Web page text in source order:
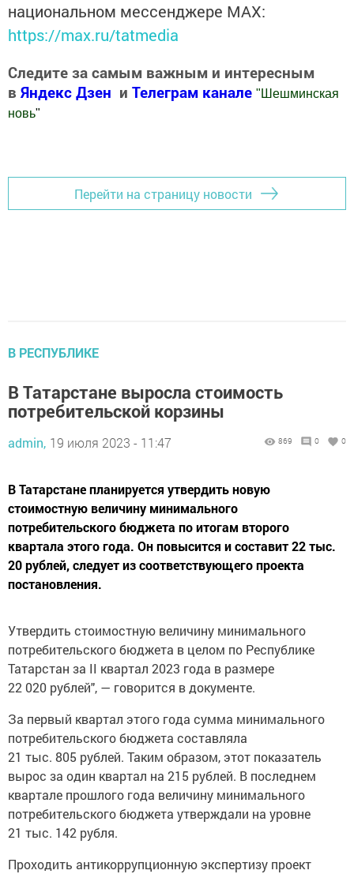
национальном мессенджере MАХ:
https://max.ru/tatmedia
Следите за самым важным и интересным
в Яндекс Дзен и Телеграм канале "Шешминская
новь"
Перейти на страницу новости
В РЕСПУБЛИКЕ
В Татарстане выросла стоимость
потребительской корзины
admin, 19 июля 2023 - 11:47 869 0 0
В Татарстане планируется утвердить новую
стоимостную величину минимального
потребительского бюджета по итогам второго
квартала этого года. Он повысится и составит 22 тыс.
20 рублей, следует из соответствующего проекта
постановления.
Утвердить стоимостную величину минимального
потребительского бюджета в целом по Республике
Татарстан за II квартал 2023 года в размере
22 020 рублей", — говорится в документе.
За первый квартал этого года сумма минимального
потребительского бюджета составляла
21 тыс. 805 рублей. Таким образом, этот показатель
вырос за один квартал на 215 рублей. В последнем
квартале прошлого года величину минимального
потребительского бюджета утверждали на уровне
21 тыс. 142 рубля.
Проходить антикоррупционную экспертизу проект